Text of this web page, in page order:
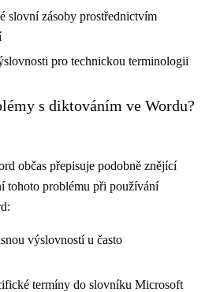
slovní zásoby prostřednictvím
pro technickou terminologii
s diktováním ve Wordu?
občas přepisuje podobně znějící
tohoto problému při používání
výslovností u často
termíny do slovníku Microsoft